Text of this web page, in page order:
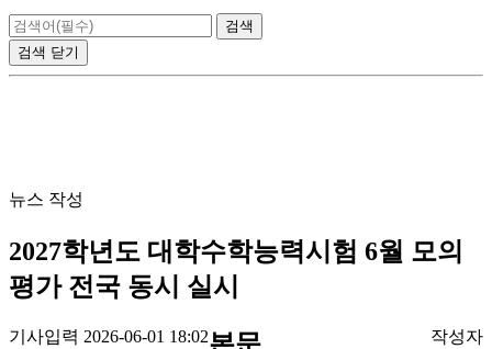
검색 닫기
뉴스 작성
2027학년도 대학수학능력시험 6월 모의
평가 전국 동시 실시
기사입력 2026-06-01 18:02 작성자